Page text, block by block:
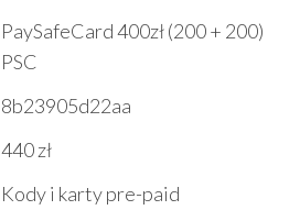
PaySafeCard 400zł (200 + 200)
PSC
8b23905d22aa
440 zł
Kody i karty pre-paid